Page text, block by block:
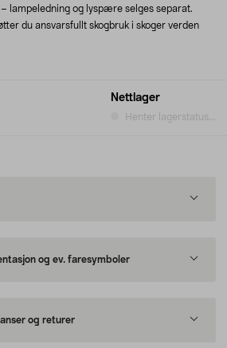
Nettlager
Henter lagerstatus...
lampeledning og lyspære selges separat.
du ansvarsfullt skogbruk i skoger verden
og ev. faresymboler
og returer